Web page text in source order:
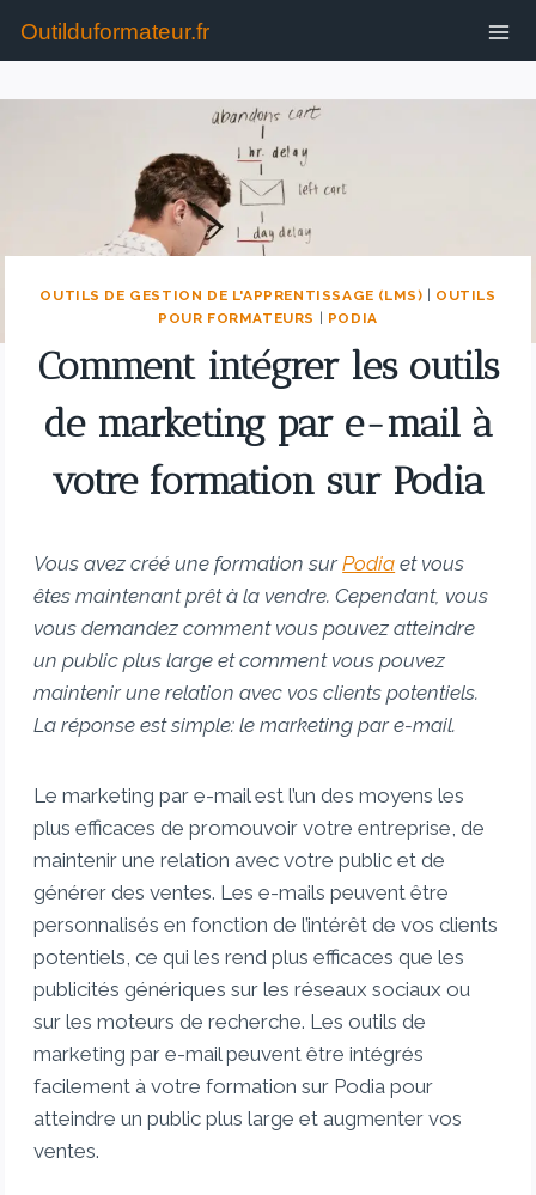
Outilduformateur.fr
OUTILS DE GESTION DE L'APPRENTISSAGE (LMS) | OUTILS
POUR FORMATEURS | PODIA
Comment intégrer les outils
de marketing par e-mail à
votre formation sur Podia
Vous avez créé une formation surPodia et vous
êtes maintenant prêt à la vendre. Cependant, vous
vous demandez comment vous pouvez atteindre
un public plus large et comment vous pouvez
maintenir une relation avec vos clients potentiels.
La réponse est simple: le marketing par e-mail.
Le marketing par e-mail est l’un des moyens les
plus efficaces de promouvoir votre entreprise, de
maintenir une relation avec votre public et de
générer des ventes. Les e-mails peuvent être
personnalisés en fonction de l’intérêt de vos clients
potentiels, ce qui les rend plus efficaces que les
publicités génériques sur les réseaux sociaux ou
sur les moteurs de recherche. Les outils de
marketing par e-mail peuvent être intégrés
facilement à votre formation sur Podia pour
atteindre un public plus large et augmenter vos
ventes.